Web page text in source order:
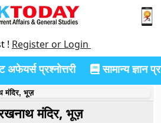
! Register or Login
अफेयर्स प्रश्नोत्तरी सामान्य ज्ञान
मंदिर, भूज़
मंदिर, भूज़